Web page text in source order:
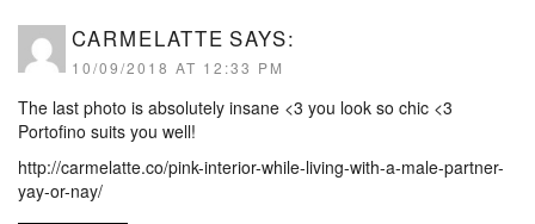
CARMELATTE SAYS:
10/09/2018 AT 12:33 PM
The last photo is absolutely insane <3 you look so chic <3
Portofino suits you well!
http://carmelatte.co/pink-interior-while-living-with-a-male-partner-
yay-or-nay/